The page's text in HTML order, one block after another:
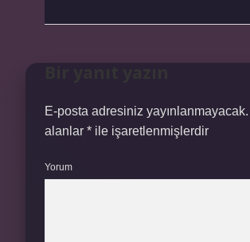
E-posta adresiniz yayınlanmayacak.
alanlar * ile işaretlenmişlerdir
Yorum